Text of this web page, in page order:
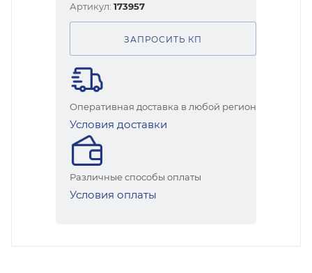
Артикул: 173957
ЗАПРОСИТЬ КП
Оперативная доставка в любой регион
Условия доставки
Различные способы оплаты
Условия оплаты